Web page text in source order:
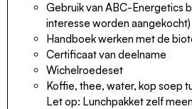
Gebruik van ABC-Energetics
interesse worden aangekocht)
Handboek werken met de
Certificaat van deelname
Wichelroedeset
Koffie, thee, water, kop soep
Let op: Lunchpakket zelf